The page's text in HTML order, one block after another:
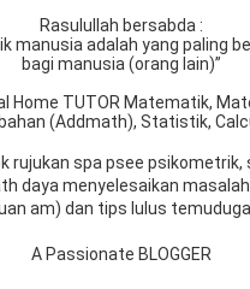
Rasulullah bersabda :
manusia adalah yang paling
bagi manusia (orang lain)”
Home TUTOR Matematik,
(Addmath), Statistik,
rujukan spa psee psikometrik,
daya menyelesaikan
am) dan tips lulus
A Passionate BLOGGER